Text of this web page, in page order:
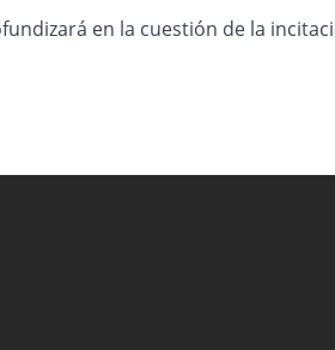
en la cuestión de la